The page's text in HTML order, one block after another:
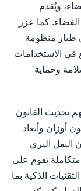
ويُقدم
كما عزز
طيار منظومة
في الاستخدامات
وحماية
تحديث القانون
أوزان وأبعاد
النقل البري
تقوم على
الذكية بما